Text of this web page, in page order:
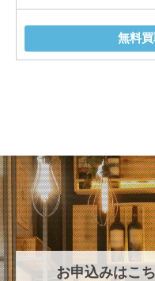
無料
お申込みはこ